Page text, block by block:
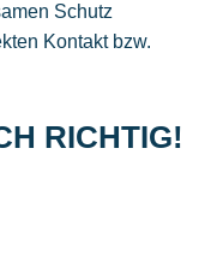
Schutz
Kontakt bzw.
RICHTIG!